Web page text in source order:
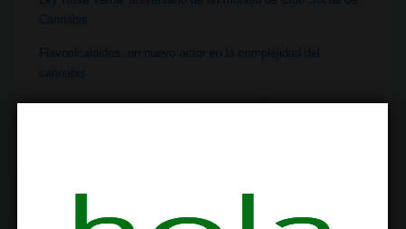
Cannabis
Flavoalcaloides: un nuevo actor en la complejidad del
cannabis
La “puerta trasera” de los coffeeshops en Ámsterdam